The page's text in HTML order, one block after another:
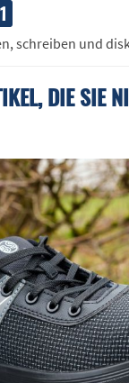
1
schreiben und
DIE SIE